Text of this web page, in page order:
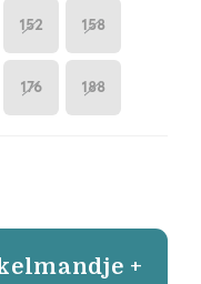
152 158
176 188
+